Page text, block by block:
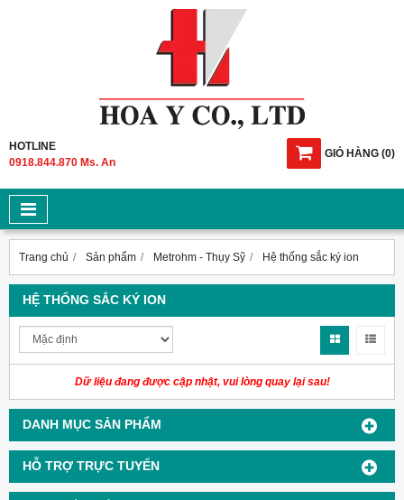
GIỎ HÀNG (0)
HOTLINE
0918.844.870 Ms. An
Trang chủ Sản phẩm Metrohm - Thụy Sỹ Hệ thống sắc ký ion
DANH MỤC SẢN PHẨM
HỖ TRỢ TRỰC TUYẾN
HỆ THỐNG SẮC KÝ ION
Dữ liệu đang được cập nhật, vui lòng quay lại sau!